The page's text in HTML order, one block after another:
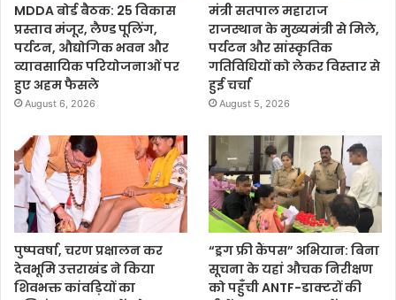
MDDA बोर्ड बैठक: 25 विकास
प्रस्ताव मंजूर, लैण्ड पूलिंग,
पर्यटन, औद्योगिक भवन और
व्यावसायिक परियोजनाओं पर
हुए अहम फैसले
August 6, 2026
मंत्री सतपाल महाराज
राजस्थान के मुख्यमंत्री से मिले,
पर्यटन और सांस्कृतिक
गतिविधियों को लेकर विस्तार से
हुई चर्चा
August 5, 2026
पुष्पवर्षा, चरण प्रक्षालन कर
देवभूमि उत्तराखंड ने किया
शिवभक्त कांवड़ियों का
“ड्रग फ्री कैंपस” अभियान: बिना
सूचना के यहां औचक निरीक्षण
को पहुँची ANTF-डाक्टरों की